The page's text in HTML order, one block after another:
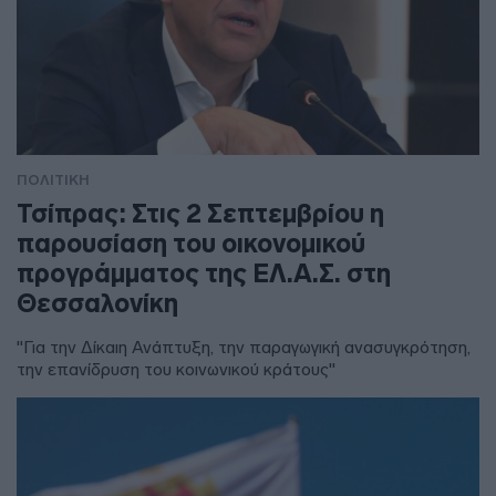
ΠΟΛΙΤΙΚΗ
Τσίπρας: Στις 2 Σεπτεμβρίου η
παρουσίαση του οικονομικού
προγράμματος της ΕΛ.Α.Σ. στη
Θεσσαλονίκη
"Για την Δίκαιη Ανάπτυξη, την παραγωγική ανασυγκρότηση,
την επανίδρυση του κοινωνικού κράτους"